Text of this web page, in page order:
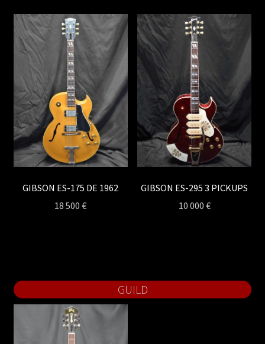
GIBSON ES-175 DE 1962
18 500€
GIBSON ES-295 3 PICKUPS
10 000 €
GUILD